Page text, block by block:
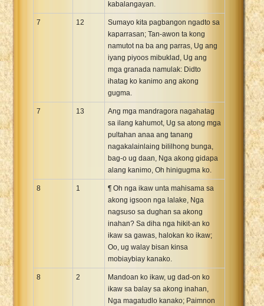
kabalangayan.
7 12
Sumayo kita pagbangon ngadto sa
kaparrasan; Tan-awon ta kong
namutot na ba ang parras, Ug ang
iyang piyoos mibuklad, Ug ang
mga granada namulak: Didto
ihatag ko kanimo ang akong
gugma.
7 13
Ang mga mandragora nagahatag
sa ilang kahumot, Ug sa atong mga
pultahan anaa ang tanang
nagakalainlaing bililhong bunga,
bag-o ug daan, Nga akong gidapa
alang kanimo, Oh hinigugma ko.
8 1
¶ Oh nga ikaw unta mahisama sa
akong igsoon nga lalake, Nga
nagsuso sa dughan sa akong
inahan? Sa diha nga hikit-an ko
ikaw sa gawas, halokan ko ikaw;
Oo, ug walay bisan kinsa
mobiaybiay kanako.
8 2
Mandoan ko ikaw, ug dad-on ko
ikaw sa balay sa akong inahan,
Nga magatudlo kanako; Paimnon